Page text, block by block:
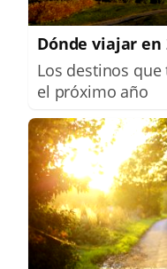
Dónde viajar en
Los destinos
el próximo año